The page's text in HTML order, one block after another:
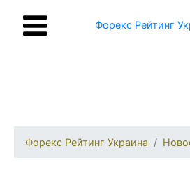
Форекс Рейтинг
Форекс Рейтинг Украина